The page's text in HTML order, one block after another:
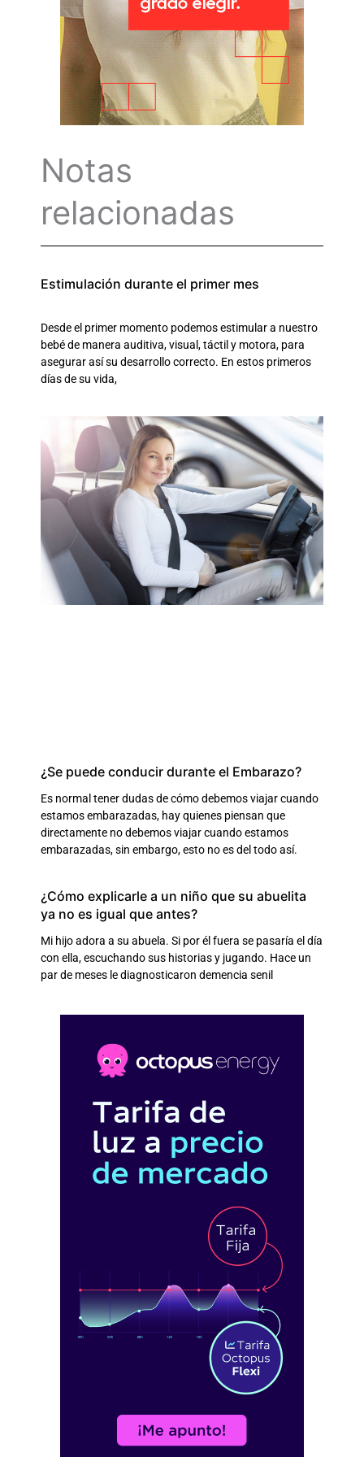
Notas
relacionadas
Estimulación durante el primer mes
Desde el primer momento podemos estimular a nuestro
bebé de manera auditiva, visual, táctil y motora, para
asegurar así su desarrollo correcto. En estos primeros
días de su vida,
¿Se puede conducir durante el Embarazo?
Es normal tener dudas de cómo debemos viajar cuando
estamos embarazadas, hay quienes piensan que
directamente no debemos viajar cuando estamos
embarazadas, sin embargo, esto no es del todo así.
¿Cómo explicarle a un niño que su abuelita
ya no es igual que antes?
Mi hijo adora a su abuela. Si por él fuera se pasaría el día
con ella, escuchando sus historias y jugando. Hace un
par de meses le diagnosticaron demencia senil